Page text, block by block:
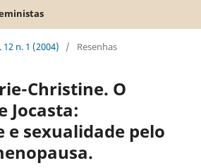
12 n. 1 (2004) / Resenhas
Christine. O
Jocasta:
sexualidade pelo